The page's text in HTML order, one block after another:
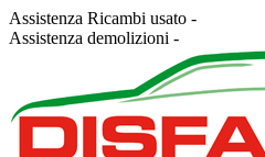
Assistenza Ricambi usato -
Assistenza demolizioni -